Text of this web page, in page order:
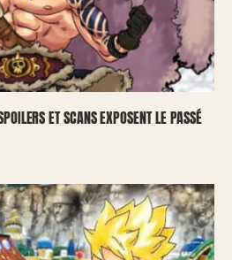
ET SCANS EXPOSENT LE PASSÉ